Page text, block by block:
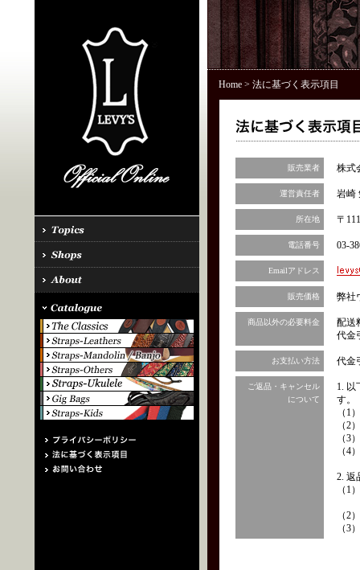
Home> 法に基づく表示項目
販売業者 株式
運営責任者 岩崎
所在地 〒
電話番号 03-
Emailアドレス
販売価格 弊社
商品以外の必要料金
配送
代金
お支払い方法 代金
ご返品・キャンセル
について
1. 以
す。
（1
（2
（3
（4
2. 返
（1）
（2
（3